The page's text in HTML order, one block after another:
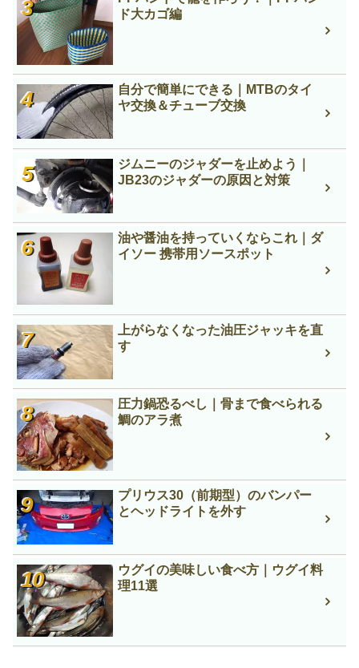
ド大カゴ編
自分で簡単にできる｜MTBのタイ
ヤ交換＆チューブ交換
ジムニーのジャダーを止めよう｜
JB23のジャダーの原因と対策
油や醤油を持っていくならこれ｜ダ
イソー 携帯用ソースポット
上がらなくなった油圧ジャッキを直
す
圧力鍋恐るべし｜骨まで食べられる
鯛のアラ煮
プリウス30（前期型）のバンパー
とヘッドライトを外す
ウグイの美味しい食べ方｜ウグイ料
理11選